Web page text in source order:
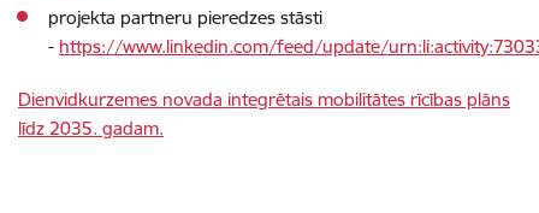
projekta partneru pieredzes stāsti
- https://www.linkedin.com/feed/update/
Dienvidkurzemes novada integrētais mobilitātes rīcības plāns
līdz 2035. gadam.